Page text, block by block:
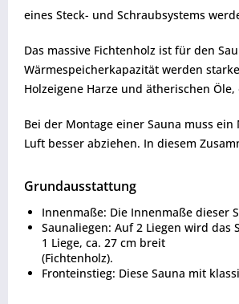
eines Steck- und Schraubsystems
Das massive Fichtenholz ist für den
Wärmespeicherkapazität werden
Holzeigene Harze und ätherischen
Bei der Montage einer Sauna muss
Luft besser abziehen. In diesem
Grundausstattung
Innenmaße: Die Innenmaße dieser
Saunaliegen: Auf 2 Liegen wird das
1 Liege, ca. 27 cm breit
(Fichtenholz).
Fronteinstieg: Diese Sauna mit